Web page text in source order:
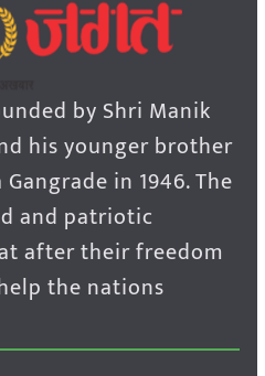
by Shri Manik
his younger brother
in 1946. The
and patriotic
after their freedom
the nations